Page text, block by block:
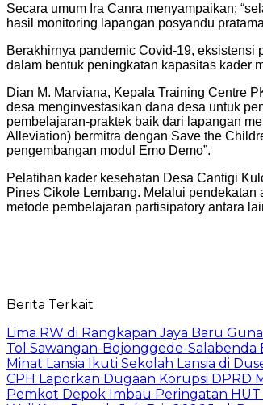
Secara umum Ira Canra menyampaikan;
hasil monitoring lapangan posyandu
Berakhirnya pandemic Covid-19,
dalam bentuk peningkatan kapasitas kader
Dian M. Marviana, Kepala Training Centre
desa menginvestasikan dana desa untuk
pembelajaran-praktek baik dari lapangan
Alleviation) bermitra dengan Save the
pengembangan modul Emo Demo”.
Pelatihan kader kesehatan Desa Cantigi
Pines Cikole Lembang. Melalui
metode pembelajaran partisipatory antara
Berita Terkait
Lima RW di Rangkapan Jaya Baru
Tol Sawangan-Bojonggede-
Minat Lansia Ikuti Sekolah Lansia di
CPH Laporkan Dugaan Korupsi DPRD
Pemkot Depok Imbau Peringatan